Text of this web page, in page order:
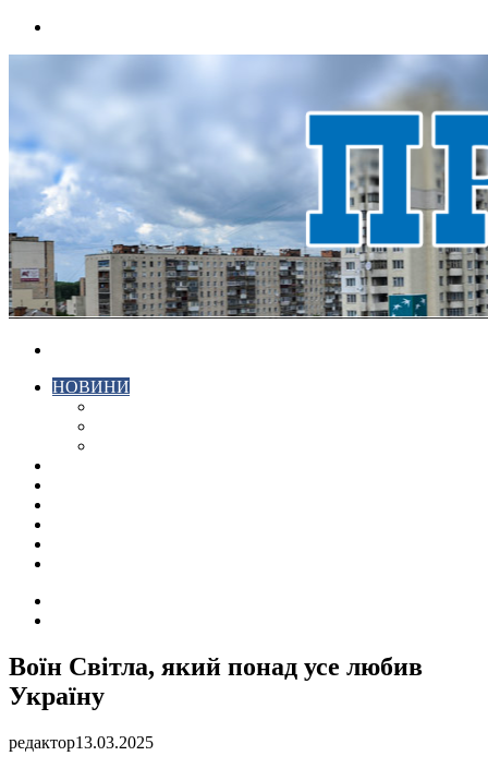
НОВИНИ
Воїн Світла, який понад усе любив
Україну
редактор13.03.2025